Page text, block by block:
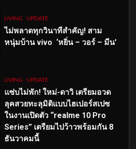
LIVING UPDATE
ไม่พลาดทุกวินาทีสำคัญ! สาม
หนุ่มบ้าน vivo ‘หยิ่น – วอร์ – มีน’
LIVING UPDATE
แซ่บไม่พัก! ใหม่-ดาวิ เตรียมอวด
ลุคสวยทะลุมิติแบบไฮเปอร์สเปซ
ในงานเปิดตัว “realme 10 Pro
Series” เตรียมไปว้าวพร้อมกัน 8
ธันวาคมนี้